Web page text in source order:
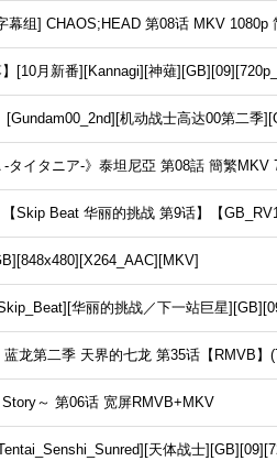
幕组] CHAOS;HEAD 第08话 MKV 1080p
】[10月新番][Kannagi][神薙
[Gundam00_2nd][机动战士高达00第二季
-タイタニア-》泰坦尼亞 第08話 簡繁MKV
Skip Beat 华丽的挑战 第9话】【
华丽的挑战／下一站巨星
蓝龙第二季 天界的七龙 第35话【RMVB】
～ 第06话 宽屏RMVB+MKV
天体战士